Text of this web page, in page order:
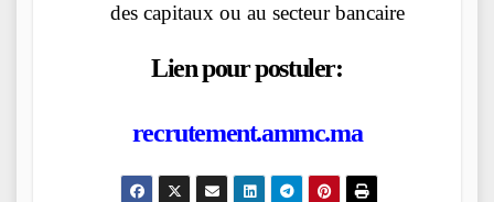
des capitaux ou au secteur bancaire
Lien pour postuler:
recrutement.ammc.ma